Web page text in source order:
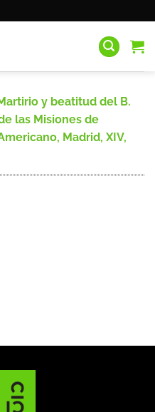
y beatitud del B.
las Misiones de
Madrid, XIV,